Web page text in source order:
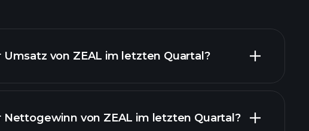
Umsatz von ZEAL im letzten Quartal?
Nettogewinn von ZEAL im letzten Quartal?